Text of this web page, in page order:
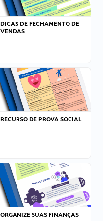
DICAS DE FECHAMENTO DE
VENDAS
RECURSO DE PROVA SOCIAL
ORGANIZE SUAS FINANÇAS